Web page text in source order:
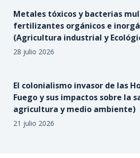
Metales tóxicos y bacterias
fertilizantes orgánicos e
(Agricultura industrial y
28 julio 2026
El colonialismo invasor de las
Fuego y sus impactos sobre la
agricultura y medio ambiente)
21 julio 2026